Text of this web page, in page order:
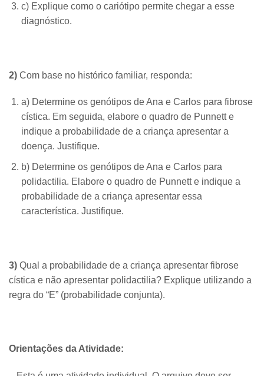
c) Explique como o cariótipo permite chegar a esse
diagnóstico.
2) Com base no histórico familiar, responda:
a) Determine os genótipos de Ana e Carlos para fibrose
cística. Em seguida, elabore o quadro de Punnett e
indique a probabilidade de a criança apresentar a
doença. Justifique.
b) Determine os genótipos de Ana e Carlos para
polidactilia. Elabore o quadro de Punnett e indique a
probabilidade de a criança apresentar essa
característica. Justifique.
3) Qual a probabilidade de a criança apresentar fibrose
cística e não apresentar polidactilia? Explique utilizando a
regra do “E” (probabilidade conjunta).
Orientações da Atividade: